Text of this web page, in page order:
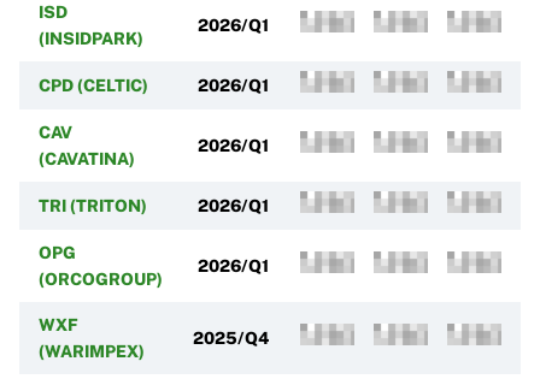
ISD
(INSIDPARK)
2026/Q1
CPD (CELTIC) 2026/Q1
CAV
(CAVATINA)
2026/Q1
TRI (TRITON) 2026/Q1
OPG
(ORCOGROUP)
2026/Q1
WXF
(WARIMPEX)
2025/Q4